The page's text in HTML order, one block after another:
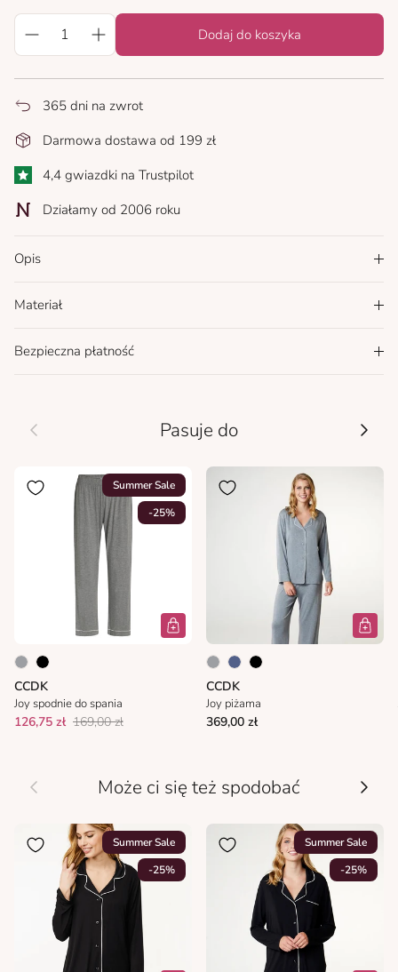
Dodaj do koszyka
365 dni na zwrot
Darmowa dostawa od 199 zł
4,4 gwiazdki na Trustpilot
Działamy od 2006 roku
Opis
Materiał
Bezpieczna płatność
Wcześniej Pasuje do
Summer Sale
-25%
CCDK
Joy spodnie do spania
126,75 zł 169,00 zł
CCDK
Joy piżama
369,00 zł
Wcześniej Może ci się też spodobać
Summer Sale
-25%
Summer Sale
-25%